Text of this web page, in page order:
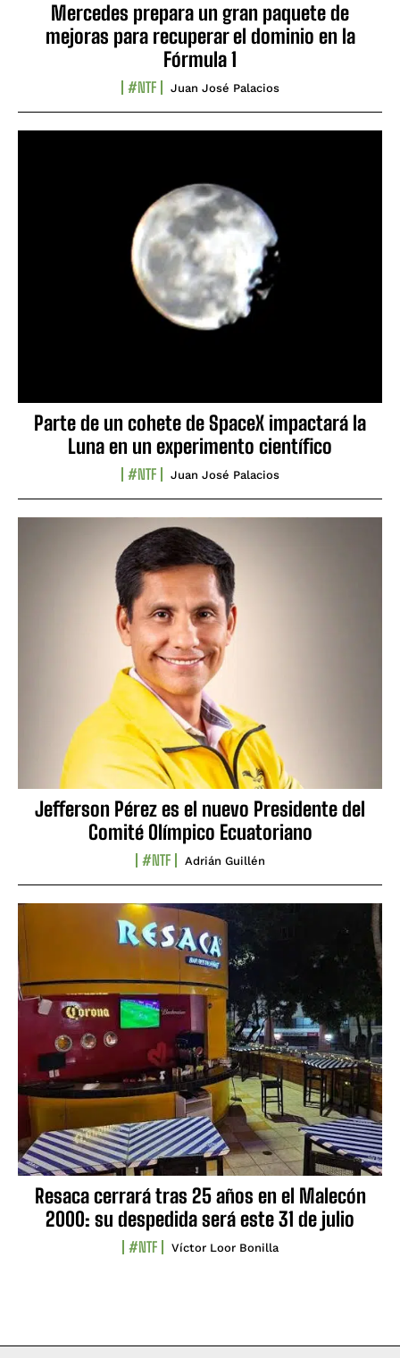
Mercedes prepara un gran paquete de
mejoras para recuperar el dominio en la
Fórmula 1
#NTF Juan José Palacios
Parte de un cohete de SpaceX impactará la
Luna en un experimento científico
#NTF Juan José Palacios
Jefferson Pérez es el nuevo Presidente del
Comité Olímpico Ecuatoriano
#NTF Adrián Guillén
Resaca cerrará tras 25 años en el Malecón
2000: su despedida será este 31 de julio
#NTF Víctor Loor Bonilla